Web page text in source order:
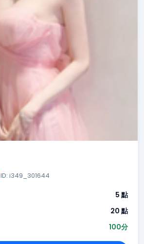
ID: i349_301644
5 點
20 點
100分